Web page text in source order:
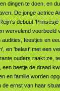
dingen te doen, en
De jonge actrice
debuut
wervelend voorbeeld
audities, feestjes en
en 'belast' met een
ouders raakt ze,
een beetje de draad
en familie worden
de ernst van haar